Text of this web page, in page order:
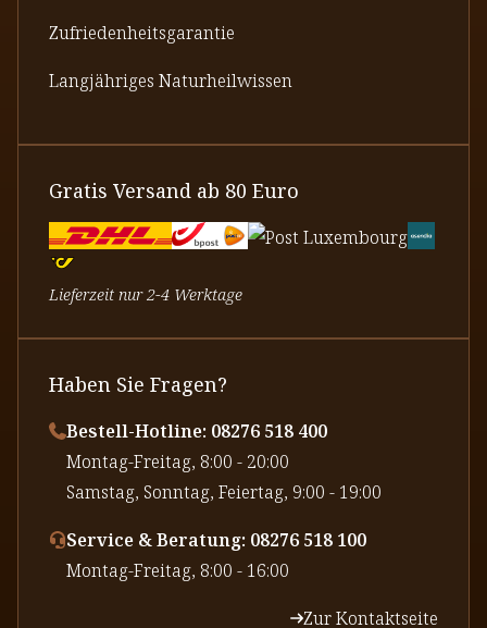
Zufriedenheitsgarantie
Langjähriges Naturheilwissen
Gratis Versand ab 80 Euro
Lieferzeit nur 2-4 Werktage
Haben Sie Fragen?
Bestell-Hotline: 08276 518 400
⁠Montag-Freitag, 8:00 - 20:00
⁠Samstag, Sonntag, Feiertag, 9:00 - 19:00
Service & Beratung: 08276 518 100
⁠Montag-Freitag, 8:00 - 16:00
Zur Kontaktseite